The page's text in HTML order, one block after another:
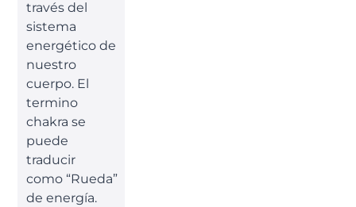
través del
sistema
energético de
nuestro
cuerpo. El
termino
chakra se
puede
traducir
como “Rueda”
de energía.